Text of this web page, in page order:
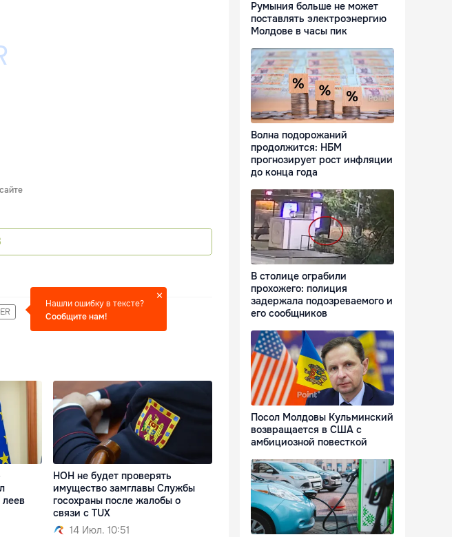
Нашли ошибку в тексте?
Сообщите нам!
НОН не будет проверять
имущество замглавы Службы
госохраны после жалобы о
связи с TUX
14 Июл. 10:51
Румыния больше не может
поставлять электроэнергию
Молдове в часы пик
Волна подорожаний
продолжится: НБМ
прогнозирует рост инфляции
до конца года
В столице ограбили
прохожего: полиция
задержала подозреваемого и
его сообщников
Посол Молдовы Кульминский
возвращается в США с
амбициозной повесткой